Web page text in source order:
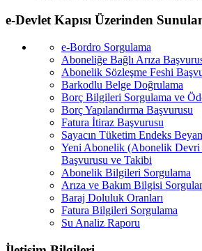
e-Devlet Kapısı Üzerinden
e-Bordro Sorgulama
Aboneliğe Bağlı Arıza
Abonelik Sözleşme Feshi
Barkodlu Belge Doğrulama
Borç Bilgileri Sorgulama ve
Borç Yapılandırma Başvurusu
Fatura İtiraz Başvurusu
Sayacın Tüketim Endeks
Yeni Abonelik (Abonelik
Başvurusu ve Takibi
Abonelik Bilgileri Sorgulama
Arıza ve Bakım Bilgisi
Baraj Doluluk Oranları
Fatura Bilgileri Sorgulama
Su Analiz Raporu